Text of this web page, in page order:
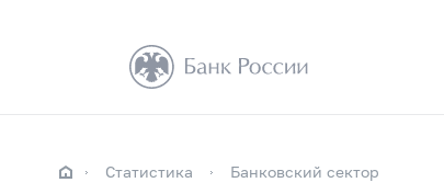
Статистика Банковский сектор